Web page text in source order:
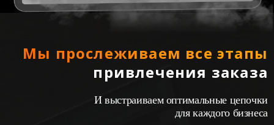
Мы прослеживаем все этапы
привлечения заказа
И выстраиваем оптимальные цепочки
для каждого бизнеса